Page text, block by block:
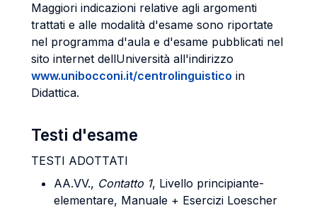
Maggiori indicazioni relative agli argomenti
trattati e alle modalità d'esame sono riportate
nel programma d'aula e d'esame pubblicati nel
sito internet dellUniversità all'indirizzo
www.unibocconi.it/centrolinguistico in
Didattica.
Testi d'esame
TESTI ADOTTATI
AA.VV., Contatto 1, Livello principiante-
elementare, Manuale + Esercizi Loescher